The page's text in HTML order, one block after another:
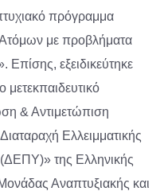
πρόγραμμα
με προβλήματα
εξειδικεύτηκε
& Αντιμετώπιση
Ελλειμματικής
της Ελληνικής
Αναπτυξιακής και